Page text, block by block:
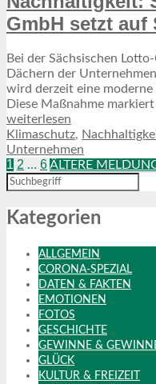
GmbH setzt auf
Bei der Sächsischen
Dächern der
wird derzeit eine
Diese Maßnahme
weiterlesen
Klimaschutz,
Unternehmen
1 2 … 6ÄLTERE
Kategorien
ALLGEMEIN
CORONA-SPEZIAL
DATEN & FAKTEN
EMOTIONEN
FOTOS
GESCHICHTE
GEWINNE &
GLÜCK
KULTUR & FREIZEIT